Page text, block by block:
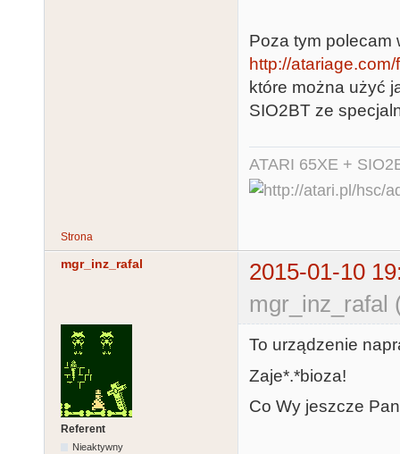
Poza tym polecam
http://
które można użyć
SIO2BT ze
ATARI 65XE +
Strona
mgr_inz_rafal
2015-01-10
mgr_inz_rafal
Referent
Nieaktywny
To urządzenie
Zaje*.*bioza!
Co Wy jeszcze